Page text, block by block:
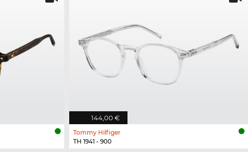
144,00 €
Tommy Hilfiger
TH 1941 - 900